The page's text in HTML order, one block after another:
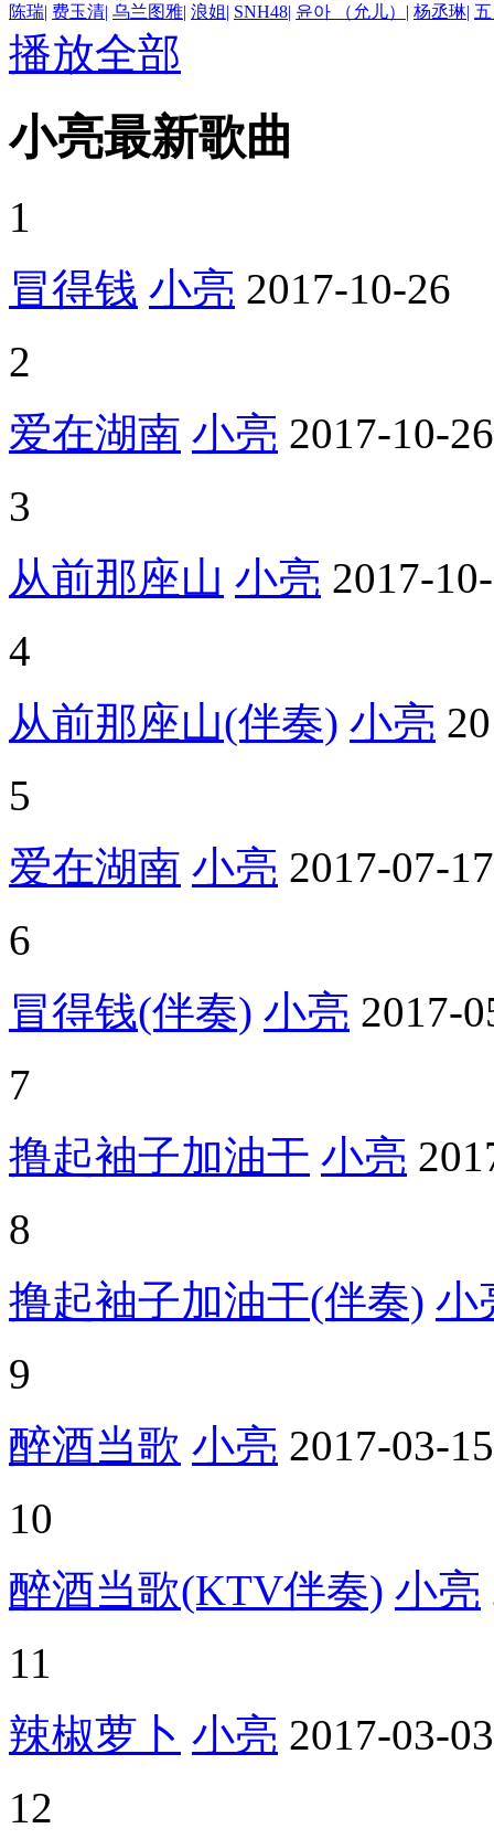
陈瑞| 费玉清| 乌兰图雅| 浪姐| SNH48| 윤아 （允儿） | 杨丞琳|
播放全部
小亮最新歌曲
1
冒得钱 小亮 2017-10-26
2
爱在湖南 小亮 2017-10-26
3
从前那座山 小亮 2017-
4
从前那座山(伴奏) 小亮
5
爱在湖南 小亮 2017-07-17
6
冒得钱(伴奏) 小亮 2017-
7
撸起袖子加油干 小亮
8
撸起袖子加油干(伴奏) 小
9
醉酒当歌 小亮 2017-03-15
10
醉酒当歌(KTV伴奏) 小亮
11
辣椒萝卜 小亮 2017-03-03
12